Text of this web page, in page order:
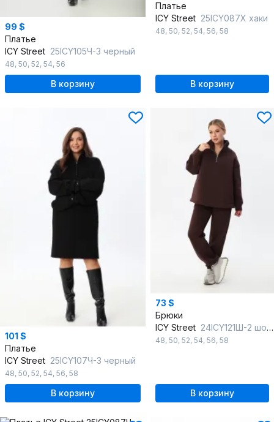
99 $
Платье
ICY Street 25ICY105Ч-3 черный
48, 50, 52, 54, 56
В корзину
Платье
ICY Street 25ICY087Х хаки
48, 50, 52, 54, 56, 58
В корзину
101 $
Платье
ICY Street 25ICY107Ч-3 черный
48, 50, 52, 54, 56, 58
В корзину
73 $
Брюки
ICY Street 24ICY121Ш-2 шоколад
48, 50, 52, 54, 56, 58
В корзину